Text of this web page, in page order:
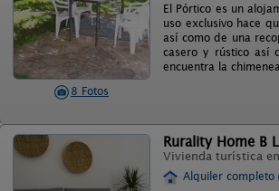
8 Fotos
El Pórtico es un
uso exclusivo hace
así como de una
casero y rústico así
encuentra la chimenea.
Rurality Home B
Vivienda turística en
Alquiler completo